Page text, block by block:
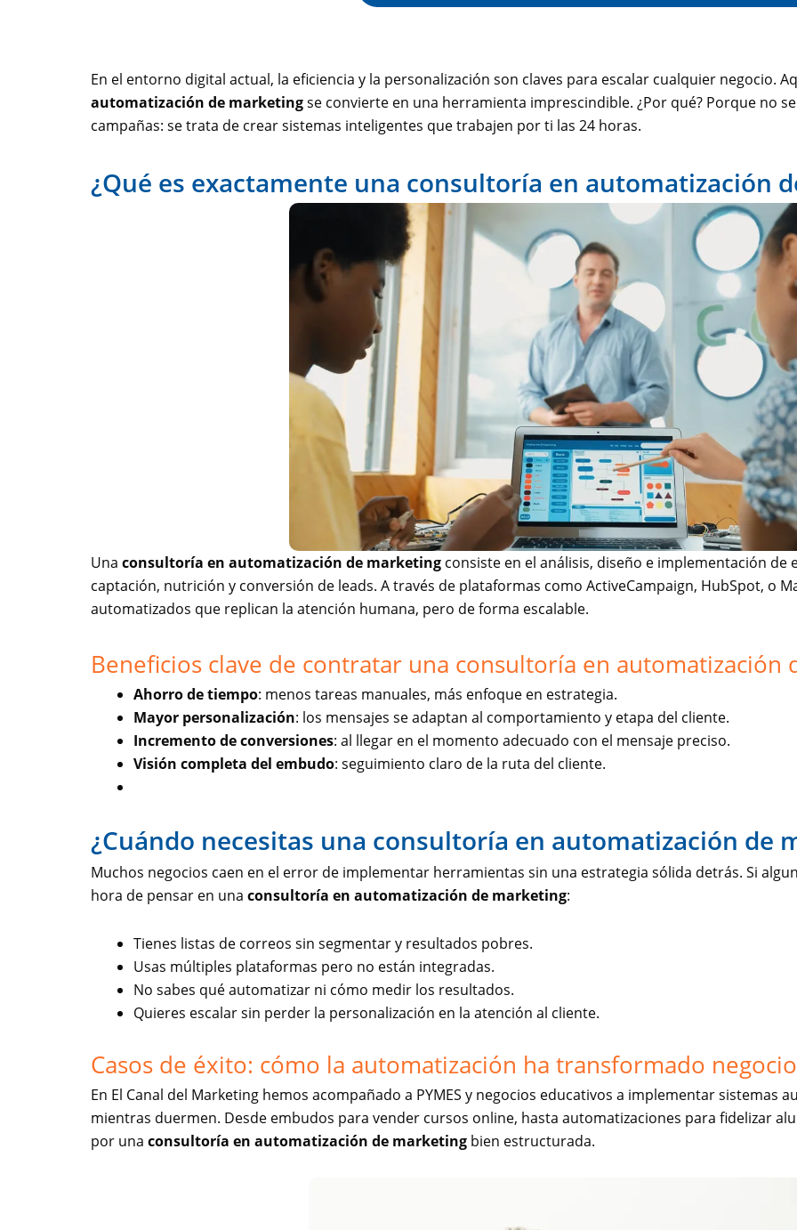
En el entorno digital actual, la eficiencia y la personalización son claves para escalar cualquier negocio.
automatización de marketingse convierte en una herramienta imprescindible. ¿Por qué? Porque no
campañas: se trata de crear sistemas inteligentes que trabajen por ti las 24 horas.
¿Qué es exactamente una consultoría en automatización
Una consultoría en automatización de marketing consiste en el análisis, diseño e implementación
captación, nutrición y conversión de leads. A través de plataformas como ActiveCampaign, HubSpot, o
automatizados que replican la atención humana, pero de forma escalable.
Beneficios clave de contratar una consultoría en automatización
Ahorro de tiempo: menos tareas manuales, más enfoque en estrategia.
Mayor personalización: los mensajes se adaptan al comportamiento y etapa del cliente.
Incremento de conversiones: al llegar en el momento adecuado con el mensaje preciso.
Visión completa del embudo: seguimiento claro de la ruta del cliente.
¿Cuándo necesitas una consultoría en automatización de
Muchos negocios caen en el error de implementar herramientas sin una estrategia sólida detrás. Si
hora de pensar en una consultoría en automatización de marketing:
Tienes listas de correos sin segmentar y resultados pobres.
Usas múltiples plataformas pero no están integradas.
No sabes qué automatizar ni cómo medir los resultados.
Quieres escalar sin perder la personalización en la atención al cliente.
Casos de éxito: cómo la automatización ha transformado
En El Canal del Marketing hemos acompañado a PYMES y negocios educativos a implementar sistemas
mientras duermen. Desde embudos para vender cursos online, hasta automatizaciones para fidelizar
por una consultoría en automatización de marketing bien estructurada.